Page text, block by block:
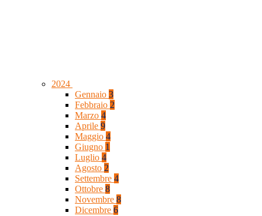
2024
Gennaio 3
Febbraio 2
Marzo 4
Aprile 9
Maggio 4
Giugno 1
Luglio 4
Agosto 2
Settembre 4
Ottobre 8
Novembre 8
Dicembre 6